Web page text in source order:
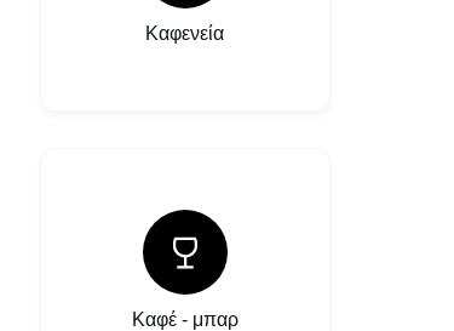
Καφενεία
Καφέ - μπαρ